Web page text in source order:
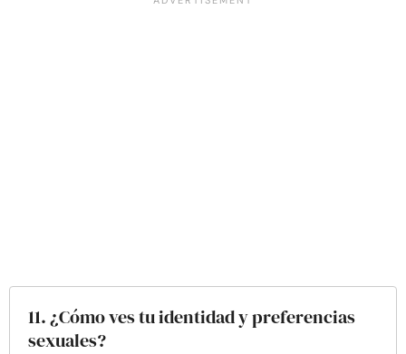
11. ¿Cómo ves tu identidad y preferencias
sexuales?